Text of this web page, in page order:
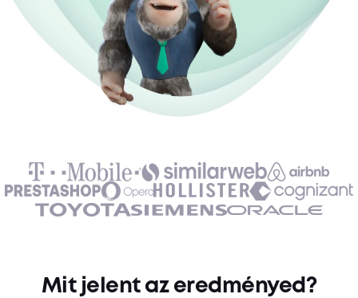
Mit jelent az eredményed?